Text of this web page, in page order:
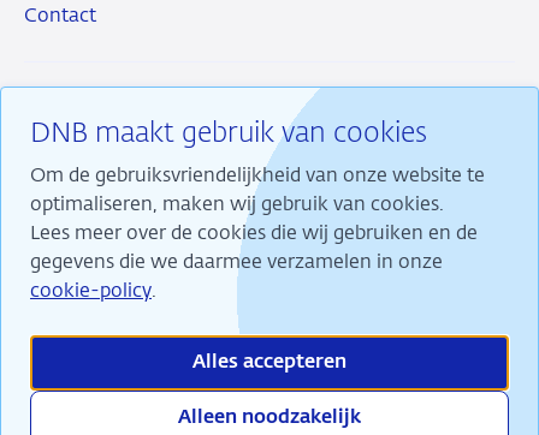
DNB maakt gebruik van cookies
Om de gebruiksvriendelijkheid van onze website te
optimaliseren, maken wij gebruik van cookies.
Lees meer over de cookies die wij gebruiken en de
gegevens die we daarmee verzamelen in onze
cookie-policy.
Alles accepteren
Alleen noodzakelijk
Contact
RSS InstagramLinkedin
X
Wij maken ons sterk voor financiële stabiliteit en
dragen daarmee bij aan duurzame welvaart in